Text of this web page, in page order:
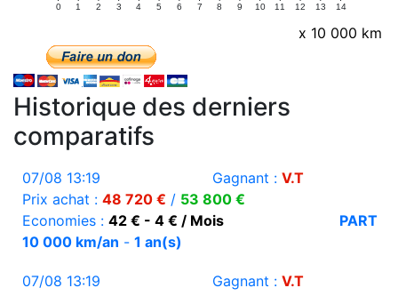
0 1 2 3 4 5 6 7 8 9 10 11 12 13 14
x 10 000 km
Historique des derniers
comparatifs
07/08 13:19 Gagnant : V.T
Prix achat : 48 720 € / 53 800 €
Economies : 42 € - 4 € / Mois
PART
10 000 km/an - 1 an(s)
07/08 13:19 Gagnant : V.T